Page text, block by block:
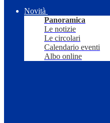
Novità
Panoramica
Le notizie
Le circolari
Calendario eventi
Albo online